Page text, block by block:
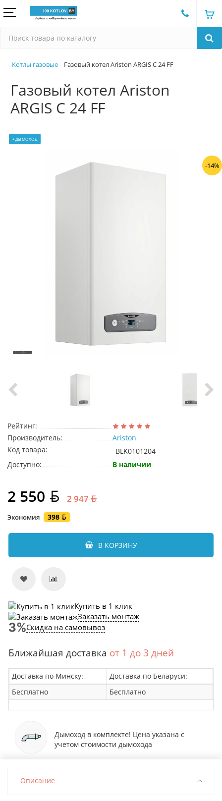
Котлы газовые Газовый котел Ariston ARGIS C 24 FF
Газовый котел Ariston
ARGIS C 24 FF
-14%
+ДЫМОХОД
Рейтинг:
Производитель:
Ariston
Код товара:
BLK0101204
Доступно:
В наличии
2 550 2 947
Экономия 398
В КОРЗИНУ
Купить в 1 клик
Заказать монтаж
Скидка на самовывоз
Ближайшая доставка от 1 до 3 дней
Доставка по Минску:
Доставка по Беларуси:
Бесплатно
Бесплатно
Дымоход в комплекте! Цена указана с
учетом стоимости дымохода
Описание